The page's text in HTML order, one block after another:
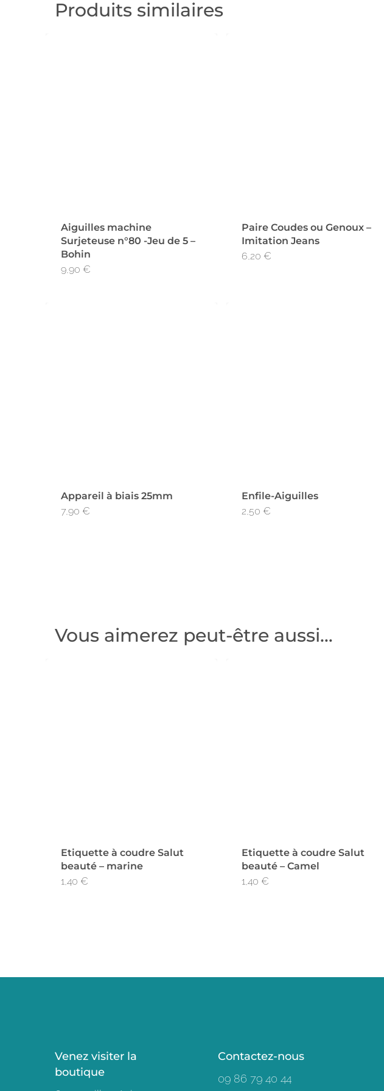
Produits similaires
Aiguilles machine
Surjeteuse n°80 -Jeu de 5 –
Bohin
9,90 €
Paire Coudes ou Genoux –
Imitation Jeans
6,20€
Appareil à biais 25mm
7,90 €
Enfile-Aiguilles
2,50€
Vous aimerez peut-être aussi…
Etiquette à coudre Salut
beauté – marine
1,40 €
Etiquette à coudre Salut
beauté – Camel
1,40€
Venez visiter la
boutique
Contactez-nous
09 86 79 40 44